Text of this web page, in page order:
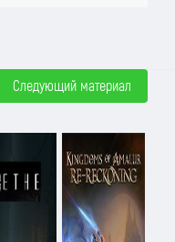
Следующий материал